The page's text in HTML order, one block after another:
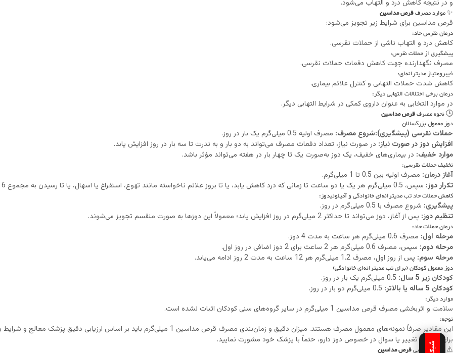
و در نتیجه کاهش درد و التهاب می‌شود.
✨ موارد مصرفقرص مداسین
قرص مداسین برای شرایط زیر تجویز می‌شود:
درمان نقرس حاد:
کاهش درد و التهاب ناشی از حملات نقرسی.
پیشگیری از حملات نقرس:
مصرف نگهدارنده جهت کاهش دفعات حملات نقرسی.
فیبرومتیاز مدیترانه‌ای:
کاهش شدت حملات التهابی و کنترل علائم بیماری.
درمان برخی اختلالات التهابی دیگر:
در موارد انتخابی به عنوان داروی کمکی در شرایط التهابی دیگر.
🕒 نحوه مصرفقرص مداسین
دوز معمول بزرگسالان
حملات نقرسی (پیشگیری):شروع مصرف: مصرف اولیه 0.5 میلی‌گرم یک بار در روز.
افزایش دوز در صورت نیاز: در صورت نیاز، تعداد دفعات مصرف می‌تواند به دو بار و به ندرت تا سه بار در روز افزایش یابد.
موارد خفیف: در بیماری‌های خفیف، یک دوز به‌صورت یک تا چهار بار در هفته می‌تواند مؤثر باشد.
تخفیف حملات نقرسی:
آغاز درمان: مصرف اولیه بین 0.5 تا 1 میلی‌گرم.
تکرار دوز: سپس، 0.5 میلی‌گرم هر یک یا دو ساعت تا زمانی که درد کاهش یابد، یا تا بروز علائم ناخواسته مانند تهوع، استفراغ یا اسهال، یا تا رسیدن به مجموع 6 میلی‌گرم مصرف شده، تجویز می‌شود.
کاهش حملات حاد تب مدیترانه‌ای خانوادگی و آمیلوئیدوز:
پیشگیری: شروع مصرف با 0.5 میلی‌گرم در روز.
تنظیم دوز: پس از آغاز، دوز می‌تواند تا حداکثر 2 میلی‌گرم در روز افزایش یابد؛ معمولاً این دوزها به صورت منقسم تجویز می‌شوند.
درمان حملات حاد:
مرحله اول: مصرف 0.6 میلی‌گرم هر ساعت به مدت 4 دوز.
مرحله دوم: سپس، مصرف 0.6 میلی‌گرم هر 2 ساعت برای 2 دوز اضافی در روز اول.
مرحله سوم: پس از روز اول، مصرف 1.2 میلی‌گرم هر 12 ساعت به مدت 2 روز ادامه می‌یابد.
دوز معمول کودکان (برای تب مدیترانه‌ای خانوادگی)
کودکان زیر 5 سال:
کودکان 5 ساله یا بالاتر:
0.5 میلی‌گرم دو بار در روز.
موارد دیگر:
سلامت و اثربخشی مصرف قرص مداسین 1 میلی‌گرم در سایر گروه‌های سنی کودکان اثبات نشده است.
توجه:
این مقادیر صرفاً نمونه‌های معمول مصرف هستند. میزان دقیق و زمان‌بندی مصرف قرص مداسین 1 میلی‌گرم باید بر اساس ارزیابی دقیق پزشک معالج و شرایط بالینی بیمار تنظیم شود.
برای هرگونه تغییر یا سوال در خصوص دوز دارو، حتماً با پزشک خود مشورت نمایید.
⚠️ عوارض جانبیقرص مداسین